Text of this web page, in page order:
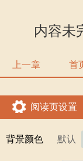
内容未完
上一章 首
阅读页设置
背景颜色 默认